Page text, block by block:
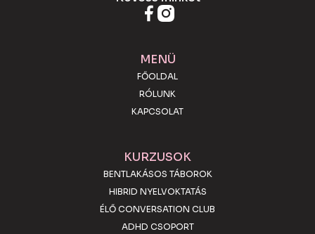
MENÜ
FŐOLDAL
RÓLUNK
KAPCSOLAT
KURZUSOK
BENTLAKÁSOS TÁBOROK
HIBRID NYELVOKTATÁS
ÉLŐ CONVERSATION CLUB
ADHD CSOPORT